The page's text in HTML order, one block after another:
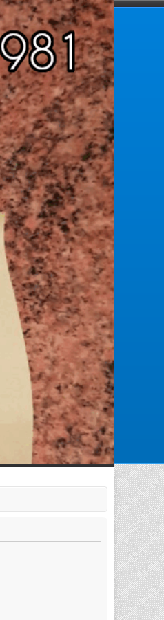
Zaloguj się
Zarejestruj się